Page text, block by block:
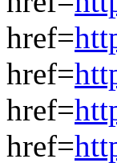
href=
href=
href=
href=